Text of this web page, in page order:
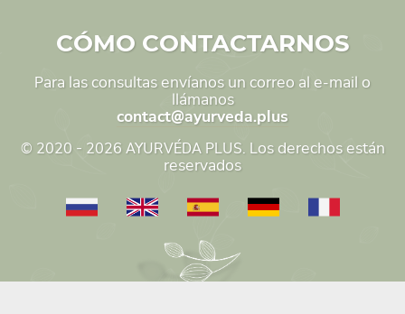
CÓMO CONTACTARNOS
Para las consultas envíanos un correo al e-mail o
llámanos
contact@ayurveda.plus
© 2020 - 2026 AYURVÉDA PLUS. Los derechos están
reservados